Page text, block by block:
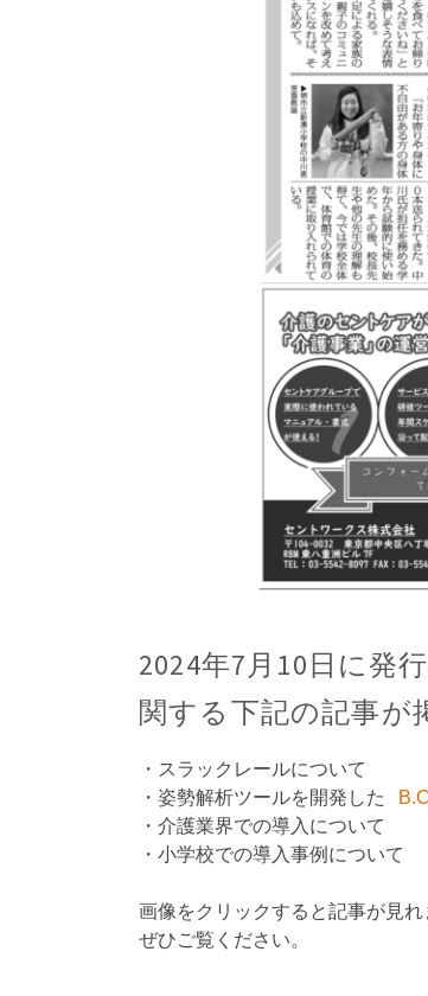
2024年7月10日に発
関する下記の記事が
・スラックレールについて
・姿勢解析ツールを開発した
・介護業界での導入について
・小学校での導入事例について
画像をクリックすると記事が見れ
ぜひご覧ください。